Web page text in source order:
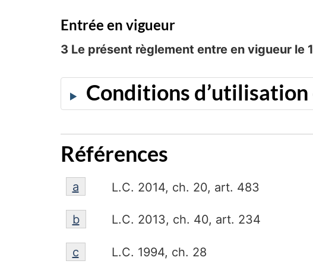
Entrée en vigueur
3 Le présent règlement entre en vigueur le 1
Références
Référence
a
L.C. 2014, ch. 20, art. 483
Mène à l'appel de note
a
Référence
b
L.C. 2013, ch. 40, art. 234
Mène à l'appel de note
b
Référence
c
L.C. 1994, ch. 28
Mène à l'appel de note
c